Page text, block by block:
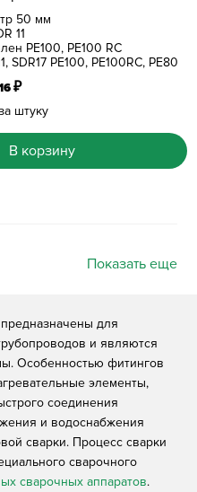
50 мм
11
PE100, PE100 RC
SDR17 PE100, PE100RC, PE80
₽
штуку
В корзину
Показать еще
для
и являются
Особенностью фитингов
элементы,
соединения
и водоснабжения
сварки. Процесс сварки
сварочного
сварочных аппаратов.